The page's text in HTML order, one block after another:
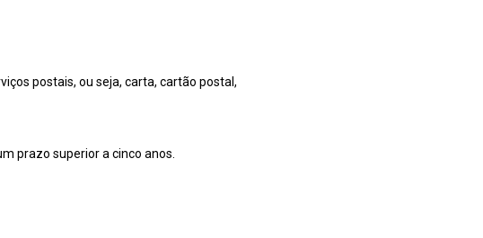
postais, ou seja, carta, cartão postal,
prazo superior a cinco anos.